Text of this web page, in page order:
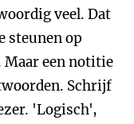
veel. Dat
steunen op
Maar een notitie
Schrijf
'Logisch',